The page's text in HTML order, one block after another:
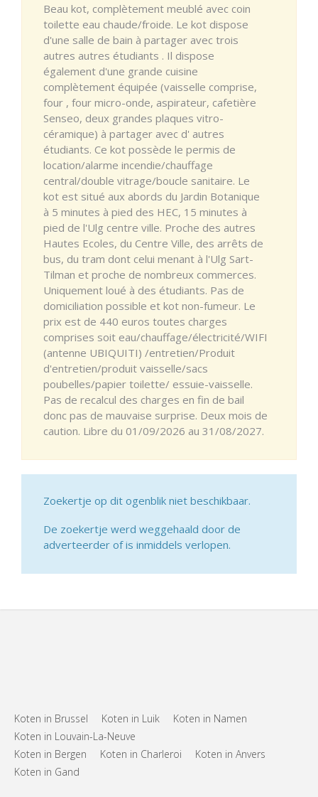
Beau kot, complètement meublé avec coin
toilette eau chaude/froide. Le kot dispose
d'une salle de bain à partager avec trois
autres autres étudiants . Il dispose
également d'une grande cuisine
complètement équipée (vaisselle comprise,
four , four micro-onde, aspirateur, cafetière
Senseo, deux grandes plaques vitro-
céramique) à partager avec d' autres
étudiants. Ce kot possède le permis de
location/alarme incendie/chauffage
central/double vitrage/boucle sanitaire. Le
kot est situé aux abords du Jardin Botanique
à 5 minutes à pied des HEC, 15 minutes à
pied de l'Ulg centre ville. Proche des autres
Hautes Ecoles, du Centre Ville, des arrêts de
bus, du tram dont celui menant à l'Ulg Sart-
Tilman et proche de nombreux commerces.
Uniquement loué à des étudiants. Pas de
domiciliation possible et kot non-fumeur. Le
prix est de 440 euros toutes charges
comprises soit eau/chauffage/électricité/WIFI
(antenne UBIQUITI) /entretien/Produit
d'entretien/produit vaisselle/sacs
poubelles/papier toilette/ essuie-vaisselle.
Pas de recalcul des charges en fin de bail
donc pas de mauvaise surprise. Deux mois de
caution. Libre du 01/09/2026 au 31/08/2027.
Zoekertje op dit ogenblik niet beschikbaar.
De zoekertje werd weggehaald door de
adverteerder of is inmiddels verlopen.
Koten in Brussel Koten in Luik
Koten in Namen
Koten in Louvain-La-Neuve
Koten in Bergen
Koten in Charleroi
Koten in Anvers
Koten in Gand